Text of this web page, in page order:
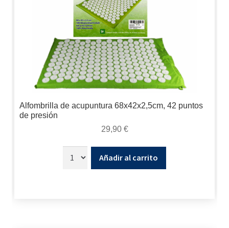
Alfombrilla de acupuntura 68x42x2,5cm, 42 puntos
de presión
29,90 €
Añadir al carrito